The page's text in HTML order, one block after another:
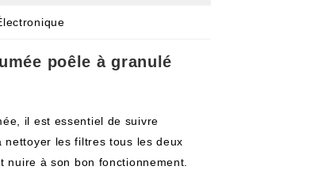
poêle à granulé
il est essentiel de suivre
nettoyer les filtres tous les deux
nuire à son bon fonctionnement.